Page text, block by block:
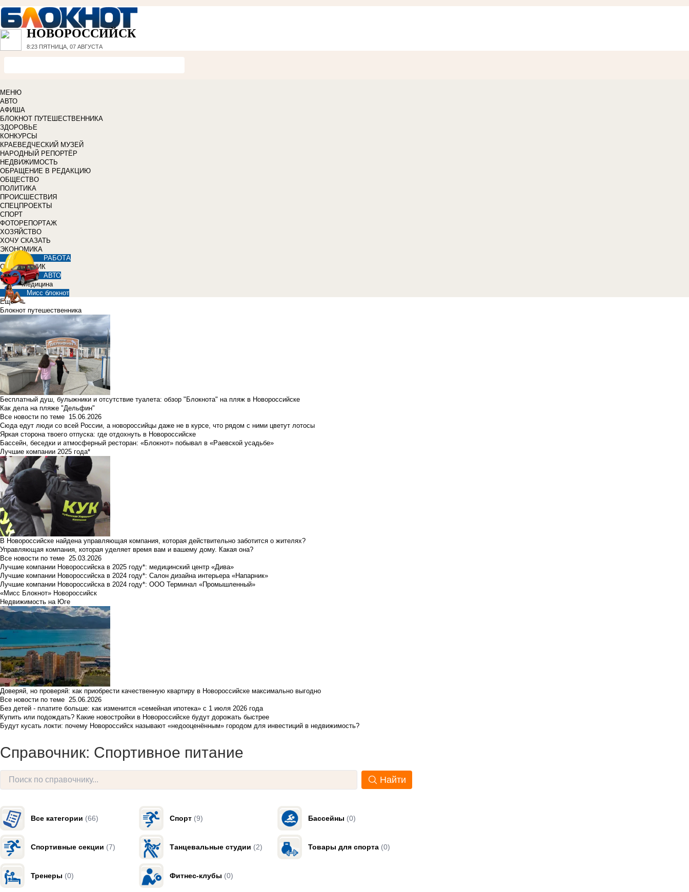
НОВОРОССИЙСК
8:23 ПЯТНИЦА, 07 АВГУСТА
МЕНЮ
АВТО
АФИША
БЛОКНОТ ПУТЕШЕСТВЕННИКА
ЗДОРОВЬЕ
КОНКУРСЫ
КРАЕВЕДЧЕСКИЙ МУЗЕЙ
НАРОДНЫЙ РЕПОРТЁР
НЕДВИЖИМОСТЬ
ОБРАЩЕНИЕ В РЕДАКЦИЮ
ОБЩЕСТВО
ПОЛИТИКА
ПРОИСШЕСТВИЯ
СПЕЦПРОЕКТЫ
СПОРТ
ФОТОРЕПОРТАЖ
ХОЗЯЙСТВО
ХОЧУ СКАЗАТЬ
ЭКОНОМИКА
РАБОТА
СПРАВОЧНИК
АВТО
Медицина
Мисс блокнот
Еще
Блокнот путешественника
Бесплатный душ, булыжники и отсутствие туалета: обзор "Блокнота" на пляж в Новороссийске
Как дела на пляже "Дельфин"
Все новости по теме 15.06.2026
Сюда едут люди со всей России, а новороссийцы даже не в курсе, что рядом с ними цветут лотосы
Яркая сторона твоего отпуска: где отдохнуть в Новороссийске
Бассейн, беседки и атмосферный ресторан: «Блокнот» побывал в «Раевской усадьбе»
Лучшие компании 2025 года*
В Новороссийске найдена управляющая компания, которая действительно заботится о жителях?
Управляющая компания, которая уделяет время вам и вашему дому. Какая она?
Все новости по теме 25.03.2026
Лучшие компании Новороссийска в 2025 году*: медицинский центр «Дива»
Лучшие компании Новороссийска в 2024 году*: Салон дизайна интерьера «Напарник»
Лучшие компании Новороссийска в 2024 году*: ООО Терминал «Промышленный»
«Мисс Блокнот» Новороссийск
Недвижимость на Юге
Доверяй, но проверяй: как приобрести качественную квартиру в Новороссийске максимально выгодно
Все новости по теме 25.06.2026
Без детей - платите больше: как изменится «семейная ипотека» с 1 июля 2026 года
Купить или подождать? Какие новостройки в Новороссийске будут дорожать быстрее
Будут кусать локти: почему Новороссийск называют «недооценённым» городом для инвестиций в недвижимость?
Справочник: Спортивное питание
Найти
Все категории (66) Спорт (9) Бассейны (0)
Спортивные секции (7) Танцевальные студии (2) Товары для спорта (0)
Тренеры (0) Фитнес-клубы (0)